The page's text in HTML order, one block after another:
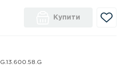
Купити